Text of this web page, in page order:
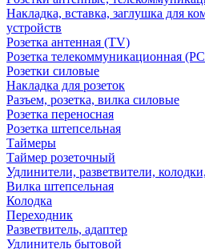
Накладка, вставка, заглушка для
устройств
Розетка антенная (TV)
Розетка телекоммуникационная
Розетки силовые
Накладка для розеток
Разъем, розетка, вилка силовые
Розетка переносная
Розетка штепсельная
Таймеры
Таймер розеточный
Удлинители, разветвители,
Вилка штепсельная
Колодка
Переходник
Разветвитель, адаптер
Удлинитель бытовой